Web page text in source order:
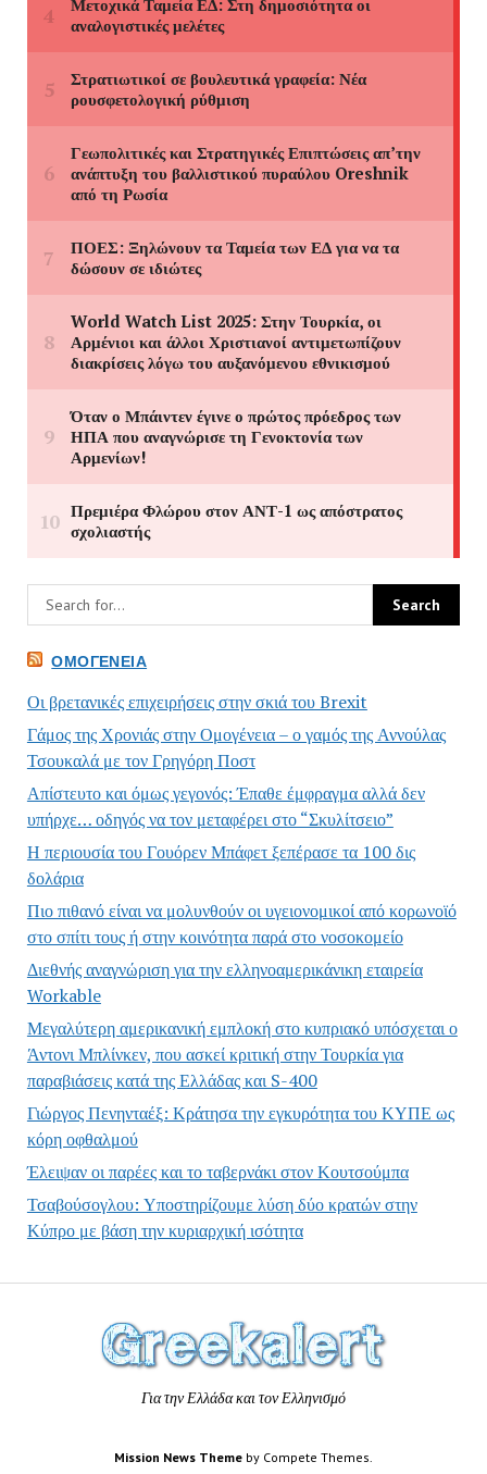
ΟΜΟΓΈΝΕΙΑ
Οι βρετανικές επιχειρήσεις στην σκιά του Brexit
Γάμος της Χρονιάς στην Ομογένεια – ο γαμός της Αννούλας
Τσουκαλά με τον Γρηγόρη Ποστ
Απίστευτο και όμως γεγονός: Έπαθε έμφραγμα αλλά δεν
υπήρχε… οδηγός να τον μεταφέρει στο “Σκυλίτσειο”
Η περιουσία του Γουόρεν Μπάφετ ξεπέρασε τα 100 δις
δολάρια
Πιο πιθανό είναι να μολυνθούν οι υγειονομικοί από κορωνοϊό
στο σπίτι τους ή στην κοινότητα παρά στο νοσοκομείο
Διεθνής αναγνώριση για την ελληνοαμερικάνικη εταιρεία
Workable
Μεγαλύτερη αμερικανική εμπλοκή στο κυπριακό υπόσχεται ο
Άντονι Μπλίνκεν, που ασκεί κριτική στην Τουρκία για
παραβιάσεις κατά της Ελλάδας και S-400
Γιώργος Πενηνταέξ: Κράτησα την εγκυρότητα του ΚΥΠΕ ως
κόρη οφθαλμού
Έλειψαν οι παρέες και το ταβερνάκι στον Κουτσούμπα
Τσαβούσογλου: Υποστηρίζουμε λύση δύο κρατών στην
Κύπρο με βάση την κυριαρχική ισότητα
Για την Ελλάδα και τον Ελληνισμό
Mission News Theme by Compete Themes.